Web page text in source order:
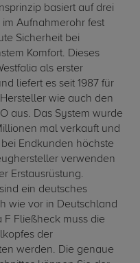
basiert auf drei
Aufnahmerohr fest
Sicherheit bei
Komfort. Dieses
als erster
liefert es seit 1987 für
wie auch den
aus. Das System wurde
mal verkauft und
Endkunden höchste
verwenden
Erstausrüstung.
ein deutsches
wie vor in Deutschland
F Fließheck muss die
der
werden. Die genaue